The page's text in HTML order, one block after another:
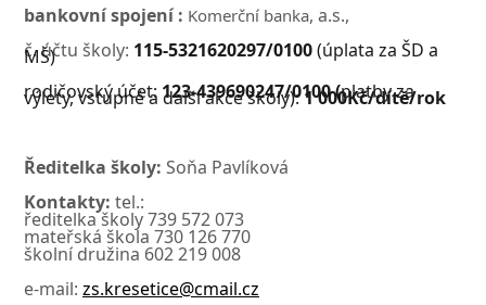
bankovníspojení : Komerční banka, a.s.,
č.účtu školy: 115-5321620297/0100(úplata za ŠD a
MŠ)
rodičovský účet: 123-439690247/0100 (platby za
výlety, vstupné a další akce školy):1 000Kč/dítě/rok
Ředitelka školy: Soňa Pavlíková
Kontakty: tel.:
ředitelka školy739 572073
mateřská škola 730 126 770
školní družina 602 219 008
e-mail: zs.kresetice@cmail.cz